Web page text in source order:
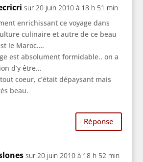
sur 20 juin 2010 à 18 h 51 min
enrichissant ce voyage dans
culinaire et autre de ce beau
le Maroc….
est absolument formidable.. on a
d’y être…
coeur, c’était dépaysant mais
beau.
Réponse
sur 20 juin 2010 à 18 h 52 min